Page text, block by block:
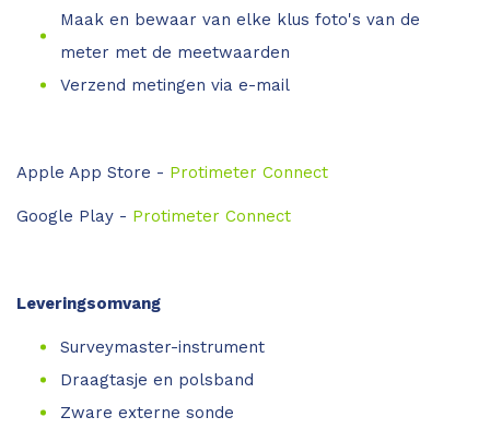
Maak en bewaar van elke klus foto's van de
meter met de meetwaarden
Verzend metingen via e-mail
Apple App Store - Protimeter Connect
Google Play - Protimeter Connect
Leveringsomvang
Surveymaster-instrument
Draagtasje en polsband
Zware externe sonde